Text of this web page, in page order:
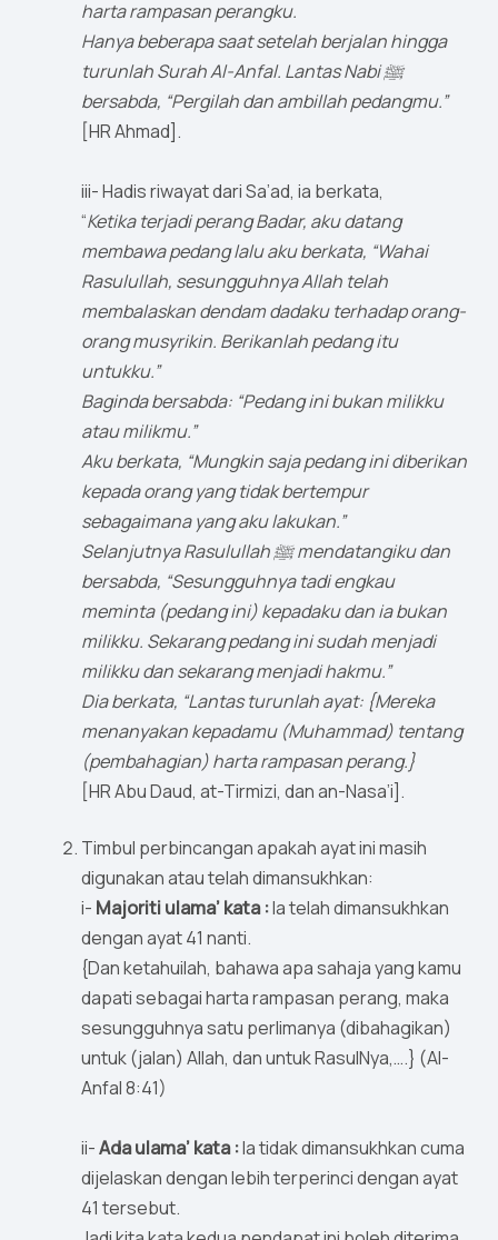
harta rampasan perangku.
Hanya beberapa saat setelah berjalan hingga
turunlah Surah Al-Anfal. Lantas Nabi ﷺ
bersabda, “Pergilah dan ambillah pedangmu.”
[HR Ahmad].
iii- Hadis riwayat dari Sa’ad, ia berkata,
“Ketika terjadi perang Badar, aku datang
membawa pedang lalu aku berkata, “Wahai
Rasulullah, sesungguhnya Allah telah
membalaskan dendam dadaku terhadap orang-
orang musyrikin. Berikanlah pedang itu
untukku.”
Baginda bersabda: “Pedang ini bukan milikku
atau milikmu.”
Aku berkata, “Mungkin saja pedang ini diberikan
kepada orang yang tidak bertempur
sebagaimana yang aku lakukan.”
Selanjutnya Rasulullah ﷺ mendatangiku dan
bersabda, “Sesungguhnya tadi engkau
meminta (pedang ini) kepadaku dan ia bukan
milikku. Sekarang pedang ini sudah menjadi
milikku dan sekarang menjadi hakmu.”
Dia berkata, “Lantas turunlah ayat: {Mereka
menanyakan kepadamu (Muhammad) tentang
(pembahagian) harta rampasan perang.}
[HR Abu Daud, at-Tirmizi, dan an-Nasa’i].
Timbul perbincangan apakah ayat ini masih
digunakan atau telah dimansukhkan:
i- Majoriti ulama’ kata :Ia telah dimansukhkan
dengan ayat 41 nanti.
{Dan ketahuilah, bahawa apa sahaja yang kamu
dapati sebagai harta rampasan perang, maka
sesungguhnya satu perlimanya (dibahagikan)
untuk (jalan) Allah, dan untuk RasulNya,….} (Al-
Anfal 8:41)
ii-Ada ulama’ kata :Ia tidak dimansukhkan cuma
dijelaskan dengan lebih terperinci dengan ayat
41 tersebut.